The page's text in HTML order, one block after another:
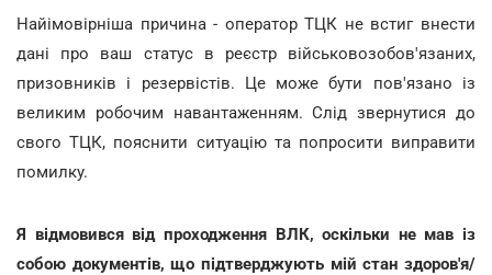
Найімовірніша причина - оператор ТЦК не встиг внести
дані про ваш статус в реєстр військовозобов'язаних,
призовників і резервістів. Це може бути пов'язано із
великим робочим навантаженням. Слід звернутися до
свого ТЦК, пояснити ситуацію та попросити виправити
помилку.
Я відмовився від проходження ВЛК, оскільки не мав із
собою документів, що підтверджують мій стан здоров'я/